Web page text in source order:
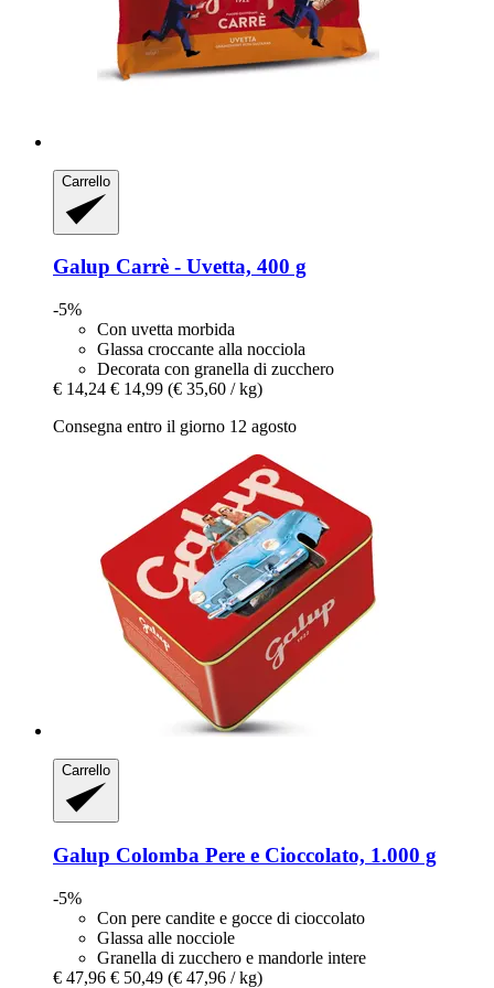
Carrello
Galup Carrè -​ Uvetta, 400 g
-5%
Con uvetta morbida
Glassa croccante alla nocciola
Decorata con granella di zucchero
€ 14,24 € 14,99 (€ 35,60 / kg)
Consegna entro il giorno 12 agosto
Carrello
Galup Colomba Pere e Cioccolato, 1.000 g
-5%
Con pere candite e gocce di cioccolato
Glassa alle nocciole
Granella di zucchero e mandorle intere
€ 47,96 € 50,49 (€ 47,96 / kg)